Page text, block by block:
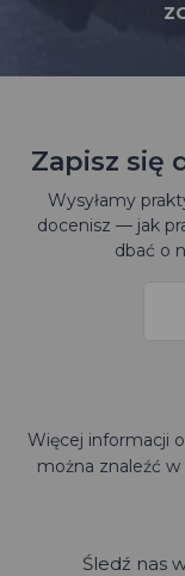
Zapisz się
Wysyłamy
docenisz — jak
dbać o
Więcej informacji
można znaleźć w
Śledź nas